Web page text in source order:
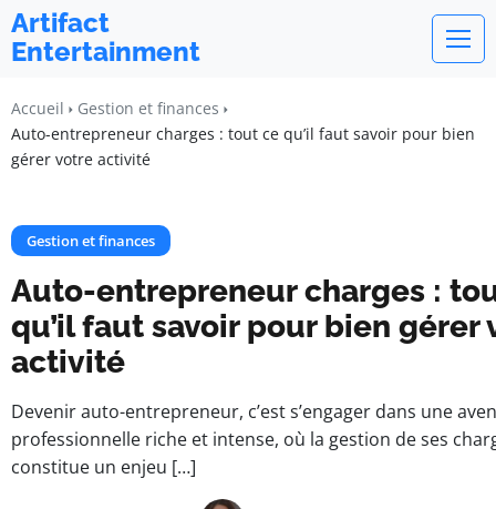
Artifact
Entertainment
Accueil
Gestion et finances
Auto-entrepreneur charges : tout ce qu’il faut savoir pour bien
gérer votre activité
Gestion et finances
Auto-entrepreneur charges :
qu’il faut savoir pour bien gérer
activité
Devenir auto-entrepreneur, c’est s’engager dans une
professionnelle riche et intense, où la gestion de ses
constitue un enjeu […]